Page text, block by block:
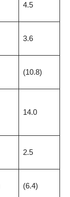
4.5
3.6
(10.8)
14.0
2.5
(6.4)